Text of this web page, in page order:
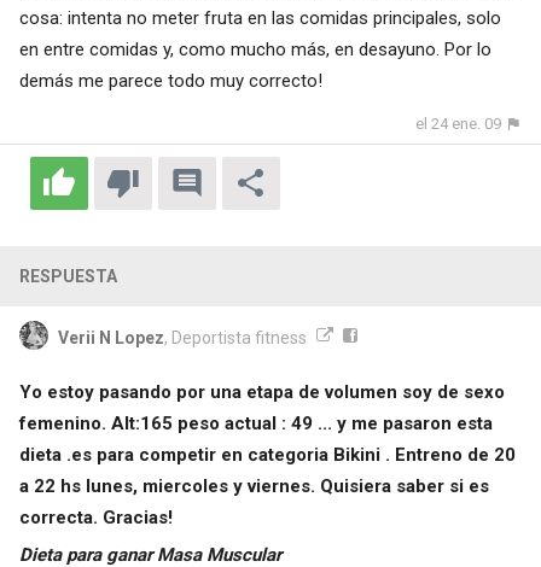
cosa: intenta no meter fruta en las comidas principales, solo
en entre comidas y, como mucho más, en desayuno. Por lo
demás me parece todo muy correcto!
el 24 ene. 09
RESPUESTA
Verii N Lopez, Deportista fitness
Yo estoy pasando por una etapa de volumen soy de sexo
femenino. Alt:165 peso actual : 49 ... y me pasaron esta
dieta .es para competir en categoria Bikini . Entreno de 20
a 22 hs lunes, miercoles y viernes. Quisiera saber si es
correcta. Gracias!
Dieta para ganar Masa Muscular